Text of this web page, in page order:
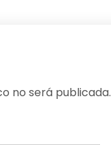
no será publicada.